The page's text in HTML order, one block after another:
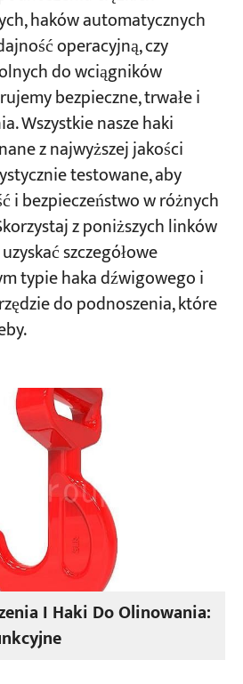
haków automatycznych
operacyjną, czy
do wciągników
bezpieczne, trwałe i
Wszystkie nasze haki
z najwyższej jakości
testowane, aby
i bezpieczeństwo w różnych
z poniższych linków
szczegółowe
typie haka dźwigowego i
do podnoszenia, które
I Haki Do Olinowania: